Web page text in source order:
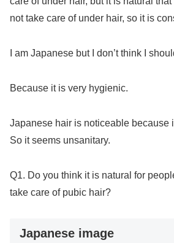
not take care of under hair, so it is
I am Japanese but I don’t think I
Because it is very hygienic.
Japanese hair is noticeable because
So it seems unsanitary.
Q1. Do you think it is natural for
take care of pubic hair?
Japanese image